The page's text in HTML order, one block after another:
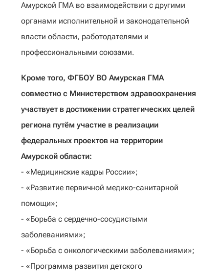
Амурской ГМА во взаимодействии с другими
органами исполнительной и законодательной
власти области, работодателями и
профессиональными союзами.
Кроме того, ФГБОУ ВО Амурская ГМА
совместно с Министерством здравоохранения
участвует в достижении стратегических целей
региона путём участие в реализации
федеральных проектов на территории
Амурской области:
- «Медицинские кадры России»;
- «Развитие первичной медико-санитарной
помощи»;
- «Борьба с сердечно-сосудистыми
заболеваниями»;
- «Борьба с онкологическими заболеваниями»;
- «Программа развития детского